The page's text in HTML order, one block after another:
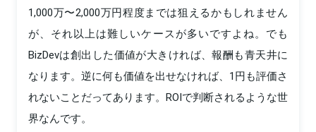
1,000万〜2,000万円程度までは狙えるかもしれません
が、それ以上は難しいケースが多いですよね。でも
BizDevは創出した価値が大きければ、報酬も青天井に
なります。逆に何も価値を出せなければ、1円も評価さ
れないことだってあります。ROIで判断されるような世
界なんです。